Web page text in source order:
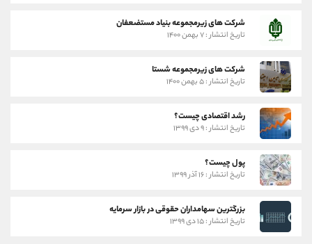
شرکت های زیرمجموعه بنیاد مستضعفان
تاریخ انتشار : ۷ بهمن ۱۴۰۰
شرکت های زیرمجموعه شستا
تاریخ انتشار : ۵ بهمن ۱۴۰۰
رشد اقتصادی چیست؟
تاریخ انتشار : ۹ دی ۱۳۹۹
پول چیست؟
تاریخ انتشار : ۱۶ آذر ۱۳۹۹
بزرگترین سهامداران حقوقی در بازار سرمایه
تاریخ انتشار : ۱۵ دی ۱۳۹۹